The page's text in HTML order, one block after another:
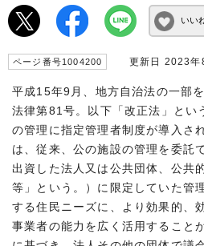
いい
ページ番号1004200 更新日 2023年
平成15年9月、地方自治法の一部
法律第81号。以下「改正法」とい
の管理に指定管理者制度が導入さ
は、従来、公の施設の管理を委託
出資した法人又は公共団体、公共
等」という。）に限定していた管
する住民ニーズに、より効果的、
事業者の能力を広く活用すること